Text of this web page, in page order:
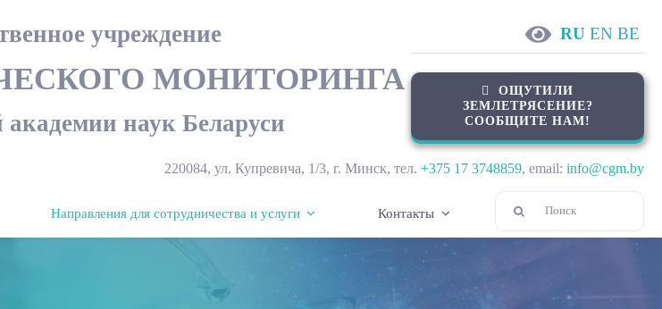
учреждение
МОНИТОРИНГА
наук Беларуси
BE
EN
RU
ОЩУТИЛИ
ЗЕМЛЕТРЯСЕНИЕ?
СООБЩИТЕ НАМ!
220084, ул. Купревича, 1/3, г. Минск, тел. +375 17 3748859, email: info@cgm.by
Направления для сотрудничества и услуги Контакты
Результат
поиска: